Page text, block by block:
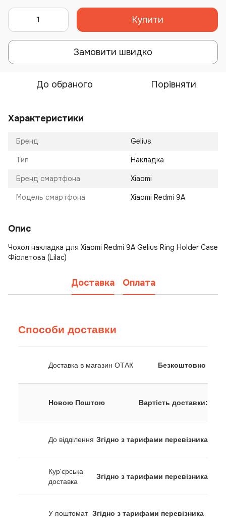
Купити
Замовити швидко
До обраного Порівняти
Характеристики
Бренд Gelius
Тип Накладка
Бренд смартфона Xiaomi
Модель смартфона Xiaomi Redmi 9A
Опис
Чохол накладка для Xiaomi Redmi 9A Gelius Ring Holder Case
Фіолетова (Lilac)
Доставка Оплата
Способи доставки
Доставка в магазин ОТАК Безкоштовно
Новою Поштою Вартість доставки:
До відділення Згідно з тарифами перевізника
Кур'єрська
доставка
Згідно з тарифами перевізника
У поштомат Згідно з тарифами перевізника